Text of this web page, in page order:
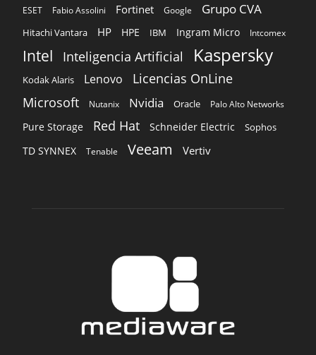
ESET
Fabio Assolini Fortinet Google Grupo CVA
Hitachi Vantara HP HPE IBM Ingram Micro Intcomex
Intel Inteligencia Artificial Kaspersky
Kodak Alaris Lenovo Licencias OnLine
Microsoft Nutanix Nvidia Oracle Palo Alto Networks
Pure Storage Red Hat Schneider Electric Sophos
TD SYNNEX Tenable Veeam Vertiv